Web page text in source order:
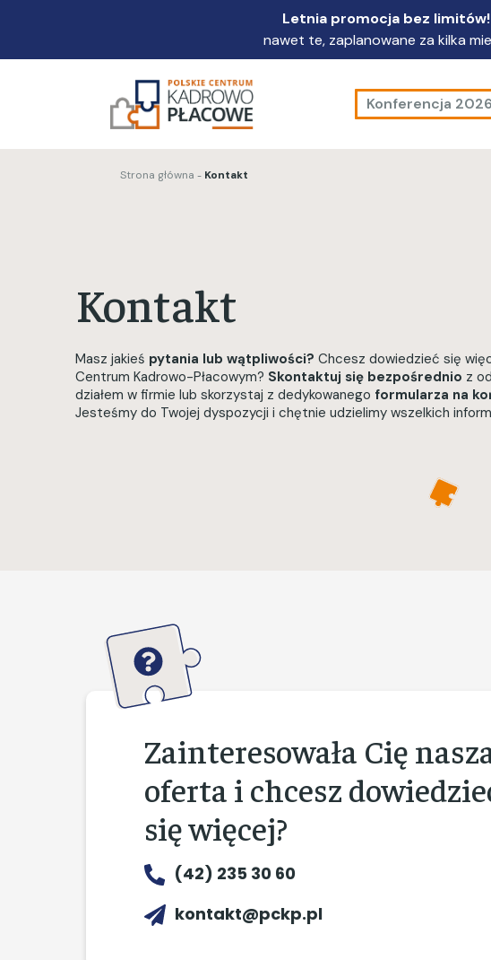
Letnia promocja bez limitów!
nawet te, zaplanowane za kilka
Konferencja 2026
Strona główna Kontakt
Kontakt
Masz jakieś pytania lub wątpliwości? Chcesz dowiedzieć się
Centrum Kadrowo-Płacowym? Skontaktuj się bezpośrednio z
działem w firmie lub skorzystaj z dedykowanego formularza na
Jesteśmy do Twojej dyspozycji i chętnie udzielimy wszelkich
Zainteresowała Cię
oferta i chcesz
się więcej?
(42) 235 30 60
kontakt@pckp.pl